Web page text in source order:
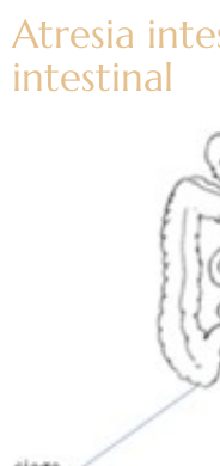
Atresia
intestinal